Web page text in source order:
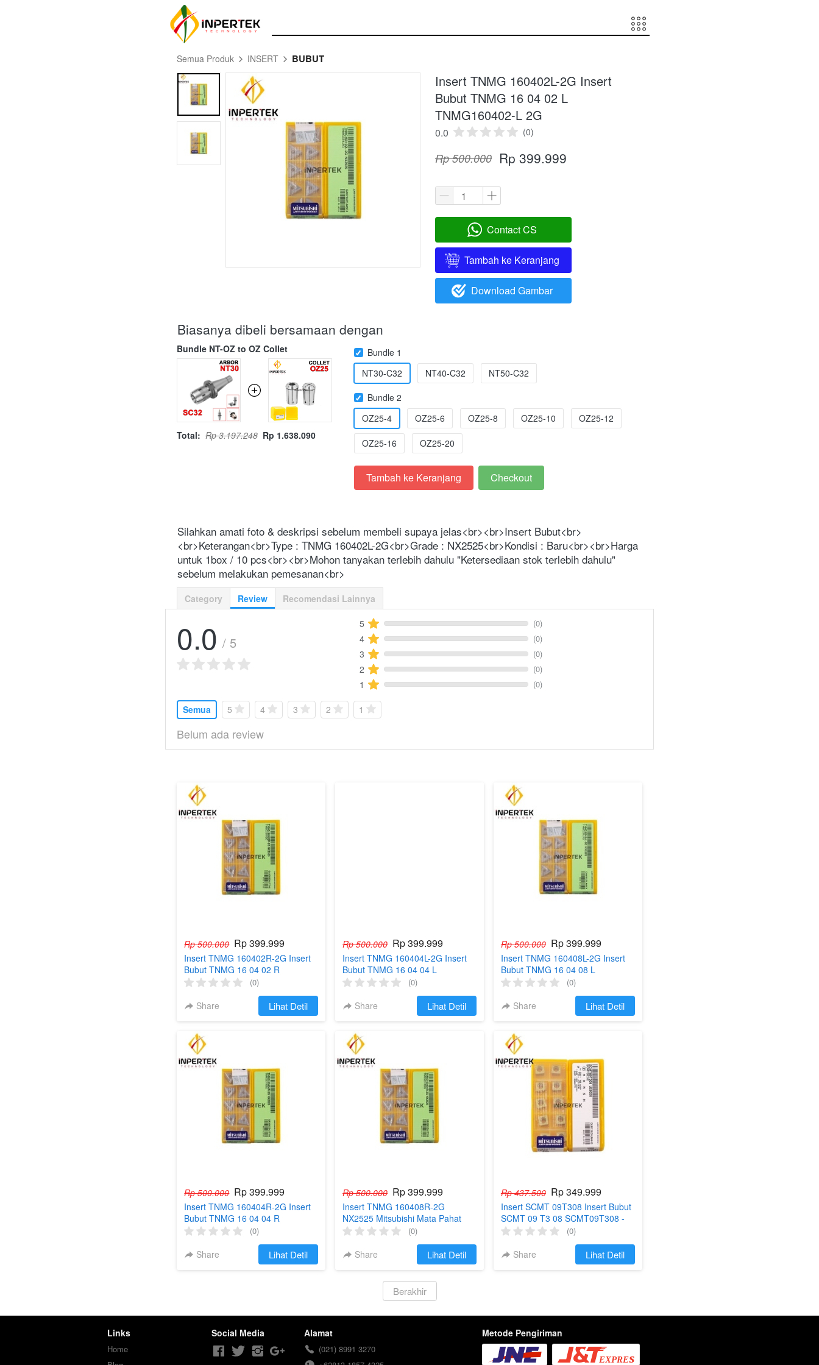
Semua Produk INSERT BUBUT
Insert TNMG 160402L-2G Insert
Bubut TNMG 16 04 02 L
TNMG160402-L 2G
0.0 (0)
Rp 500.000 Rp 399.999
` Contact CS
` Tambah ke Keranjang
` Download Gambar
Biasanya dibeli bersamaan dengan
Bundle NT-OZ to OZ Collet
Total: Rp 3.197.248 Rp 1.638.090
Bundle 1
NT30-C32
NT40-C32
NT50-C32
Bundle 2
OZ25-4
OZ25-6 OZ25-8 OZ25-10 OZ25-12
OZ25-16 OZ25-20
`
Tambah ke Keranjang `
Checkout
Silahkan amati foto & deskripsi sebelum membeli supaya jelas<br><br>Insert Bubut<br>
<br>Keterangan<br>Type : TNMG 160402L-2G<br>Grade : NX2525<br>Kondisi : Baru<br><br>Harga
untuk 1box / 10 pcs<br><br>Mohon tanyakan terlebih dahulu "Ketersediaan stok terlebih dahulu"
sebelum melakukan pemesanan<br>
Category Review Recomendasi Lainnya
0.0 / 5
5 (0)
4 (0)
3 (0)
2 (0)
1 (0)
Semua 5 4 3 2 1
Belum ada review
Rp 500.000 Rp 399.999
Insert TNMG 160402R-2G Insert
Bubut TNMG 16 04 02 R
TNMG160402-R 2G
(0)
Share `
Lihat Detil
Rp 500.000 Rp 399.999
Insert TNMG 160404L-2G Insert
Bubut TNMG 16 04 04 L
TNMG160404-L 2G
(0)
Share `Lihat Detil
Rp 500.000 Rp 399.999
Insert TNMG 160408L-2G Insert
Bubut TNMG 16 04 08 L
TNMG160408-L 2G
(0)
Share `Lihat Detil
Rp 500.000 Rp 399.999
Insert TNMG 160404R-2G Insert
Bubut TNMG 16 04 04 R
TNMG160404-R 2G
(0)
Share `
Lihat Detil
Rp 500.000 Rp 399.999
Insert TNMG 160408R-2G
NX2525 Mitsubishi Mata Pahat
Bubut
(0)
Share `Lihat Detil
Rp 437.500 Rp 349.999
Insert SCMT 09T308 Insert Bubut
SCMT 09 T3 08 SCMT09T308 -
UE6020
(0)
Share `Lihat Detil
`Berakhir
Links
Home
Social Media Alamat
(021) 8991 3270
Metode Pengiriman